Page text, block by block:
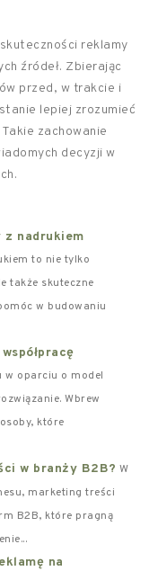
reklamy
źródeł. Zbierając
przed, w trakcie i
lepiej zrozumieć
zachowanie
decyzji w
z nadrukiem
to nie tylko
także skuteczne
w budowaniu
w oparciu o model
Wbrew
które
w branży B2B? W
marketing treści
B2B, które pragną
na